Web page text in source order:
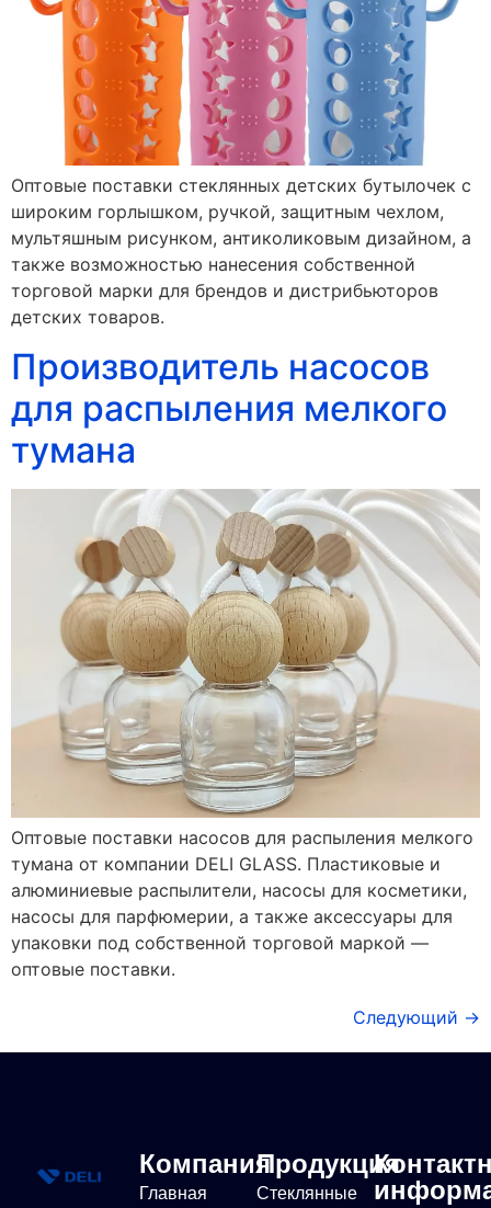
Оптовые поставки стеклянных детских бутылочек с
широким горлышком, ручкой, защитным чехлом,
мультяшным рисунком, антиколиковым дизайном, а
также возможностью нанесения собственной
торговой марки для брендов и дистрибьюторов
детских товаров.
Производитель насосов
для распыления мелкого
тумана
Оптовые поставки насосов для распыления мелкого
тумана от компании DELI GLASS. Пластиковые и
алюминиевые распылители, насосы для косметики,
насосы для парфюмерии, а также аксессуары для
упаковки под собственной торговой маркой —
оптовые поставки.
Следующий →
Компания
Главная
Продукция
Стеклянные